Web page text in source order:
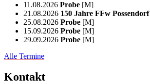
11.08.2026 Probe [M]
21.08.2026 150 Jahre FFw Possendorf
25.08.2026 Probe [M]
15.09.2026 Probe [M]
29.09.2026 Probe [M]
Alle Termine
Kontakt